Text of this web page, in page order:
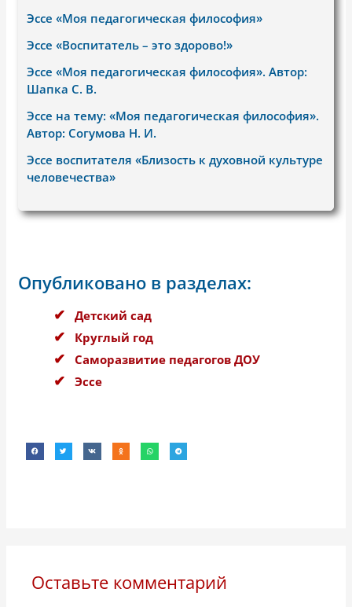
Эссе «Моя педагогическая философия»
Эссе «Воспитатель – это здорово!»
Эссе «Моя педагогическая философия». Автор:
Шапка С. В.
Эссе на тему: «Моя педагогическая философия».
Автор: Согумова Н. И.
Эссе воспитателя «Близость к духовной культуре
человечества»
Опубликовано в разделах:
Детский сад
Круглый год
Саморазвитие педагогов ДОУ
Эссе
Оставьте комментарий